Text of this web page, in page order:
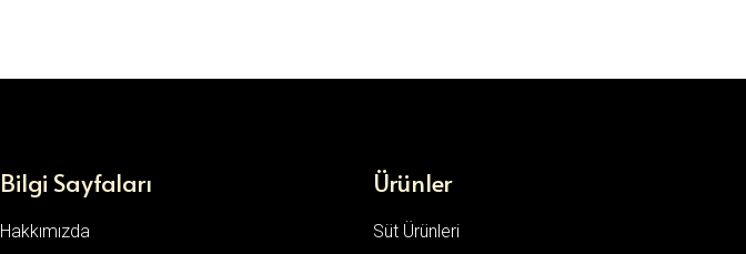
Bilgi Sayfaları
Hakkımızda
Ürünler
Süt Ürünleri